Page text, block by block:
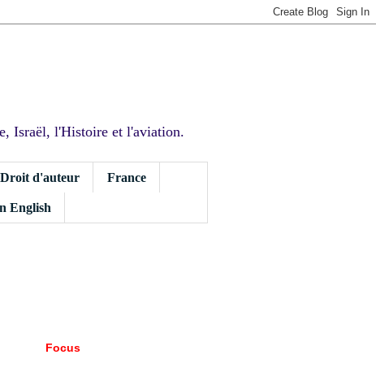
Israël, l'Histoire et l'aviation.
d'auteur France
English
Focus